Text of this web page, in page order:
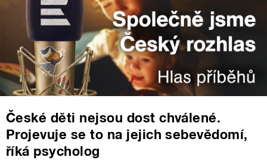
České děti nejsou dost chválené.
Projevuje se to na jejich sebevědomí,
říká psycholog